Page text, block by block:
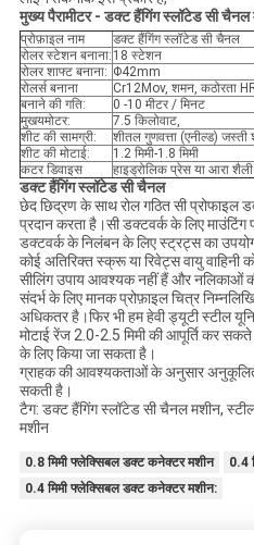
मुख्य पैरामीटर -डक्ट हैंगिंग स्लॉटेड सी चैनल
प्रोफ़ाइल नाम
डक्ट हैंगिंग स्लॉटेड सी चैनल
रोलर स्टेशन बनाना: 18 स्टेशन
रोलर शाफ्ट बनाना: Φ42mm
रोलर्स बनाना
Cr12Mov, शमन, कठोरता
बनाने की गति:
0 -10 मीटर / मिनट
मुखयमोटर:
7.5 किलोवाट,
शीट की सामग्री:
शीतल गुणवत्ता (एनील्ड) जस्ती
शीट की मोटाई:
1.2 मिमी-1.8 मिमी
कटर डिवाइस
हाइड्रोलिक प्रेस या आरा
डक्ट हैंगिंग स्लॉटेड सी चैनल
छेद छिद्रण के साथ रोल गठित सी प्रोफाइल
प्रदान करता है।सी डक्टवर्क के लिए
डक्टवर्क के निलंबन के लिए स्ट्रट्स का
कोई अतिरिक्त स्क्रू या रिवेट्स वायु वाहिनी
सीलिंग उपाय आवश्यक नहीं हैं और नलिकाओं
संदर्भ के लिए मानक प्रोफ़ाइल चित्र
अधिकतर है।फिर भी हम हेवी ड्यूटी स्टील
मोटाई रेंज 2.0-2.5 मिमी की आपूर्ति कर
के लिए किया जा सकता है।
ग्राहक की आवश्यकताओं के अनुसार अनुकूलित
सकती है।
टैग: डक्ट हैंगिंग स्लॉटेड सी चैनल मशीन,
मशीन
0.8 मिमी फ्लेक्सिबल डक्ट कनेक्टर मशीन
0.4
0.4 मिमी फ्लेक्सिबल डक्ट कनेक्टर मशीन: